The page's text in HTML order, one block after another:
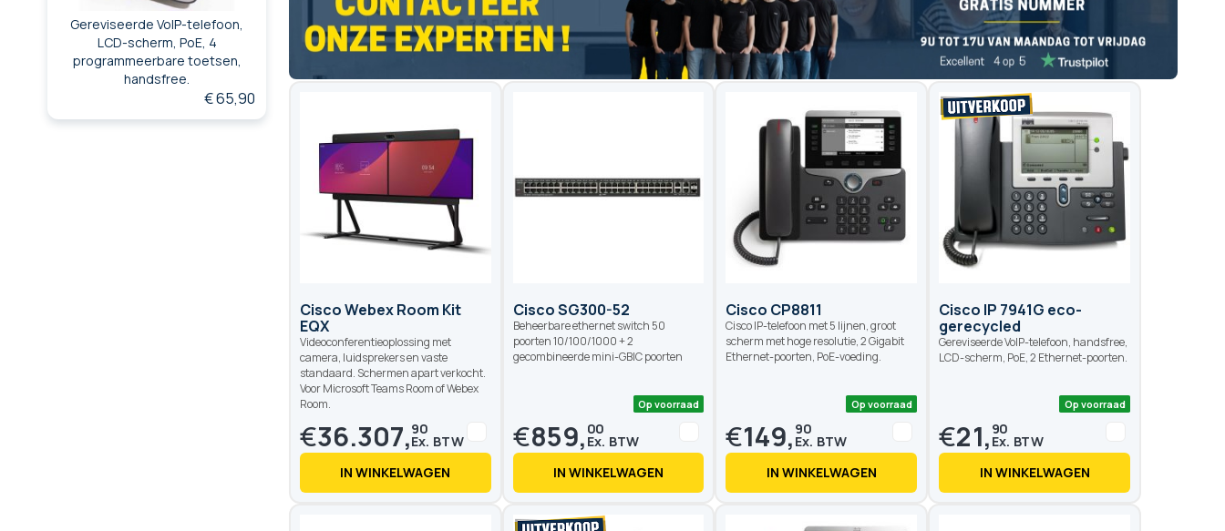
Cisco Webex Room Kit
EQX
Videoconferentieoplossing met
camera, luidsprekers en vaste
standaard. Schermen apart verkocht.
Voor Microsoft Teams Room of Webex
Room.
€36.307,90
IN WINKELWAGEN
Cisco SG300-52
Beheerbare ethernet switch 50
poorten 10/100/1000 + 2
gecombineerde mini-GBIC poorten
€859, 00
IN WINKELWAGEN
Cisco CP8811
Cisco IP-telefoon met 5 lijnen, groot
scherm met hoge resolutie, 2 Gigabit
Ethernet-poorten, PoE-voeding.
€149, 90
IN WINKELWAGEN
Cisco IP 7941G eco-
gerecycled
Gereviseerde VoIP-telefoon, handsfree,
LCD-scherm, PoE, 2 Ethernet-poorten.
€21, 90
IN WINKELWAGEN
Gereviseerde VoIP-telefoon,
LCD-scherm, PoE, 4
programmeerbare toetsen,
handsfree.
€ 65,90